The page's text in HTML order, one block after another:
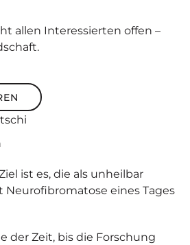
allen Interessierten offen –
ist es, die als unheilbar
eines Tages
der Zeit, bis die Forschung